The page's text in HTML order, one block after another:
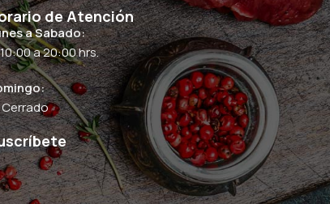
de Atención
a Sabado:
a 20:00 hrs.